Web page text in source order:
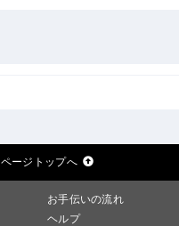
ページトップへ
お手伝いの流れ
ヘルプ